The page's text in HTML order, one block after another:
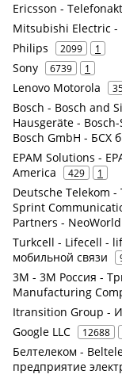
Ericsson -
Mitsubishi Electric
Philips 2099 1
Sony 6739 1
Lenovo Motorola
Bosch - Bosch and
Hausgeräte -
Bosch GmbH - БСХ
EPAM Solutions -
America
429 1
Deutsche Telekom
Sprint
Partners -
Turkcell - Lifecell -
мобильной связи
3M - 3М Россия -
Manufacturing
Itransition Group -
Google LLC 12688
Белтелеком -
предприятие